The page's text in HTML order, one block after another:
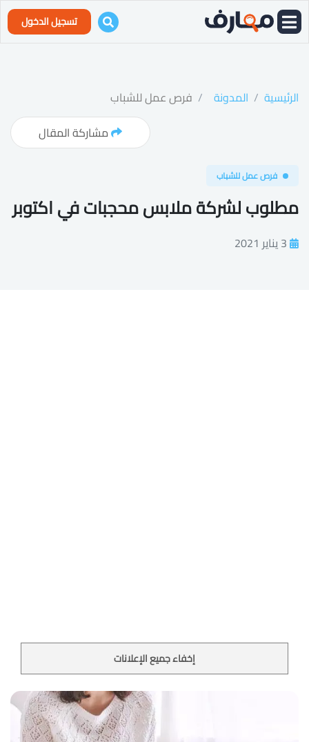
تسجيل الدخول
الرئيسية المدونة
فرص عمل للشباب
مشاركة المقال
فرص عمل للشباب
مطلوب لشركة ملابس محجبات في اكتوبر
3 يناير 2021
إخفاء جميع الإعلانات